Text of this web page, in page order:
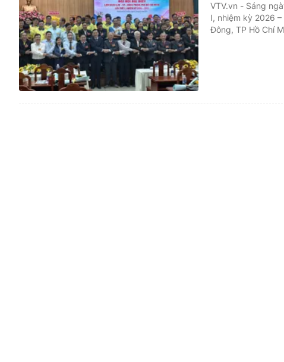
VTV.vn - Sáng
I, nhiệm kỳ 2026
Đông, TP Hồ Chí